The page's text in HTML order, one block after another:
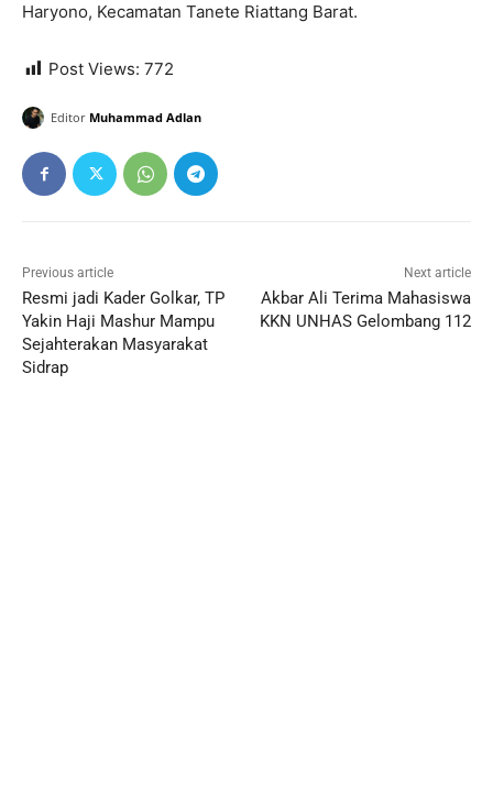
Haryono, Kecamatan Tanete Riattang Barat.
Post Views: 772
Editor Muhammad Adlan
Previous article
Resmi jadi Kader Golkar, TP
Yakin Haji Mashur Mampu
Sejahterakan Masyarakat
Sidrap
Next article
Akbar Ali Terima Mahasiswa
KKN UNHAS Gelombang 112